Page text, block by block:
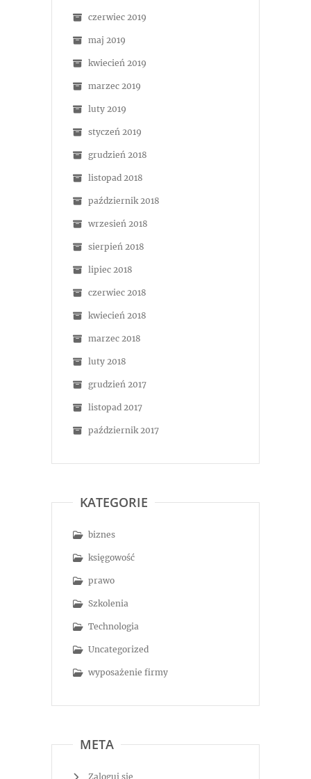
czerwiec 2019
maj 2019
kwiecień 2019
marzec 2019
luty 2019
styczeń 2019
grudzień 2018
listopad 2018
październik 2018
wrzesień 2018
sierpień 2018
lipiec 2018
czerwiec 2018
kwiecień 2018
marzec 2018
luty 2018
grudzień 2017
listopad 2017
październik 2017
KATEGORIE
biznes
księgowość
prawo
Szkolenia
Technologia
Uncategorized
wyposażenie firmy
META
Zaloguj się